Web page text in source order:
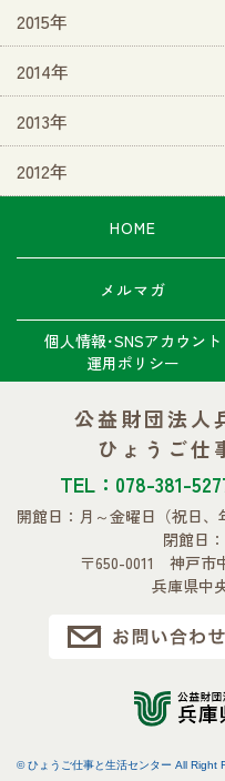
2015年
2014年
2013年
2012年
HOME
メルマガ
個人情報･SNSアカウント
運用ポリシー
公益財団法人
ひょうご仕
TEL：078-381-
開館日：月～金曜日 （祝日
閉館日
〒650-0011 神戸市
兵庫県中
© ひょうご仕事と生活センター All Right